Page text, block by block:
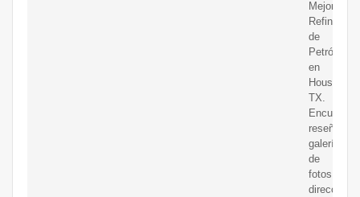
Mejores
Refinerías
de
Petróleo
en
Houston,
TX.
Encuentra
reseñas,
galería
de
fotos,